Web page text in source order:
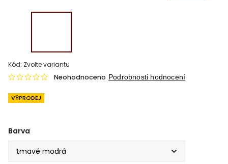
Kód: Zvolte variantu
VÝPRODEJ
Neohodnoceno Podrobnosti hodnocení
Barva